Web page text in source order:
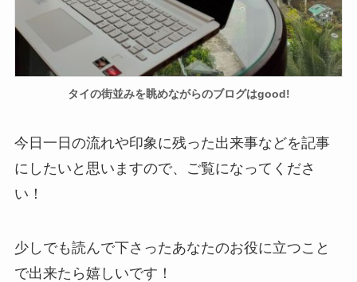
タイの街並みを眺めながらのブログはgood!
今日一日の流れや印象に残った出来事などを記事
にしたいと思いますので、ご覧になってくださ
い！
少しでも読んで下さったあなたのお役に立つこと
で出来たら嬉しいです！